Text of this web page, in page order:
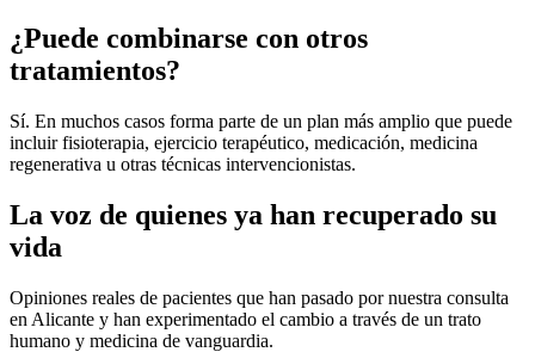
¿Puede combinarse con otros
tratamientos?
Sí. En muchos casos forma parte de un plan más amplio que puede
incluir fisioterapia, ejercicio terapéutico, medicación, medicina
regenerativa u otras técnicas intervencionistas.
La voz de quienes ya han recuperado su
vida
Opiniones reales de pacientes que han pasado por nuestra consulta
en Alicante y han experimentado el cambio a través de un trato
humano y medicina de vanguardia.